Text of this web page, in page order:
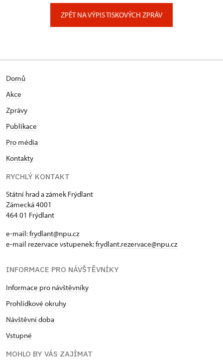
ZPĚT NA VÝPIS TISKOVÝCH ZPRÁV
Domů
Akce
Zprávy
Publikace
Pro média
Kontakty
RYCHLÝ KONTAKT
Státní hrad a zámek Frýdlant
Zámecká 4001
464 01 Frýdlant
e-mail:frydlant@npu.cz
e-mail rezervace vstupenek:frydlant.rezervace@npu.cz
INFORMACE PRO NÁVŠTĚVNÍKY
Informace pro návštěvníky
Prohlídkové okruhy
Návštěvní doba
Vstupné
MOHLO BY VÁS ZAJÍMAT